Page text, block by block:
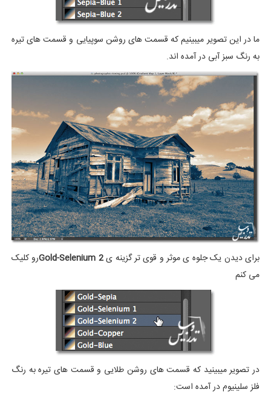
ما در این تصویر میبینیم که قسمت های روشن سوپیایی و قسمت های تیره
به رنگ سبز آبی در آمده اند.
برای دیدن یک جلوه ی موثر و قوی تر گزینه یGold-Selenium 2رو کلیک
می کنم
در تصویر میبینید که قسمت های روشن طلایی و قسمت های تیره به رنگ
فلز سلینیوم در آمده است: